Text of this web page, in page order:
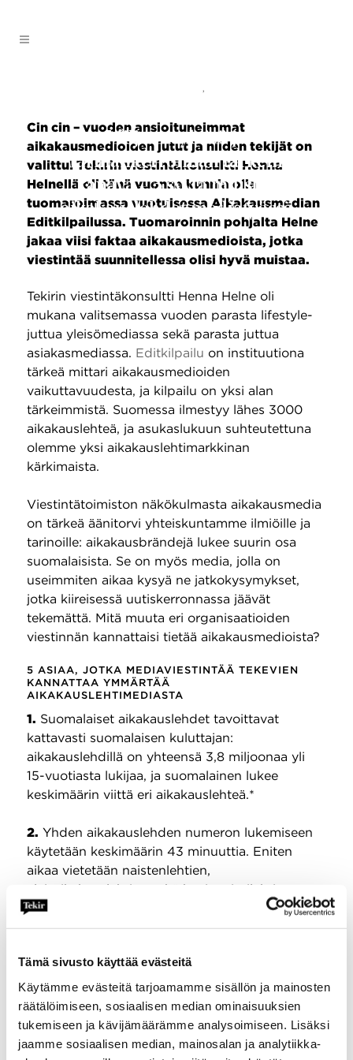
Tämä sivusto käyttää evästeitä
Käytämme evästeitä tarjoamamme sisällön ja mainosten
räätälöimiseen, sosiaalisen median ominaisuuksien
tukemiseen ja kävijämäärämme analysoimiseen. Lisäksi
jaamme sosiaalisen median, mainosalan ja analytiikka-
,
Miljoonayleisö ja
tarinankerronnan tärkein
kanava – 5 syytä muistaa
aikakauslehdet mediatyössä
Cin cin – vuoden ansioituneimmat
aikakausmedioiden jutut ja niiden tekijät on
valittu! Tekirin viestintäkonsultti Henna
Helnellä oli tänä vuonna kunnia olla
tuomaroimassa vuotuisessa Aikakausmedian
Editkilpailussa. Tuomaroinnin pohjalta Helne
jakaa viisi faktaa aikakausmedioista, jotka
viestintää suunnitellessa olisi hyvä muistaa.
Tekirin viestintäkonsultti Henna Helne oli
mukana valitsemassa vuoden parasta lifestyle-
juttua yleisömediassa sekä parasta juttua
asiakasmediassa. Editkilpailu on instituutiona
tärkeä mittari aikakausmedioiden
vaikuttavuudesta, ja kilpailu on yksi alan
tärkeimmistä. Suomessa ilmestyy lähes 3000
aikakauslehteä, ja asukaslukuun suhteutettuna
olemme yksi aikakauslehtimarkkinan
kärkimaista.
Viestintätoimiston näkökulmasta aikakausmedia
on tärkeä äänitorvi yhteiskuntamme ilmiöille ja
tarinoille: aikakausbrändejä lukee suurin osa
suomalaisista. Se on myös media, jolla on
useimmiten aikaa kysyä ne jatkokysymykset,
jotka kiireisessä uutiskerronnassa jäävät
tekemättä. Mitä muuta eri organisaatioiden
viestinnän kannattaisi tietää aikakausmedioista?
5 ASIAA, JOTKA MEDIAVIESTINTÄÄ TEKEVIEN
KANNATTAA YMMÄRTÄÄ
AIKAKAUSLEHTIMEDIASTA
1. Suomalaiset aikakauslehdet tavoittavat
kattavasti suomalaisen kuluttajan:
aikakauslehdillä on yhteensä 3,8 miljoonaa yli
15-vuotiasta lukijaa, ja suomalainen lukee
keskimäärin viittä eri aikakauslehteä.*
2. Yhden aikakauslehden numeron lukemiseen
käytetään keskimäärin 43 minuuttia. Eniten
aikaa vietetään naistenlehtien,
yleisaikakauslehtien sekä hyvinvointilehtien
parissa.* Lukijalla on siis aikaa perehtyä
rauhassa sisältöihin.
3.Aikakausmedioiden sisältö syntyy
huippuunsa hiotuissa toimituksissa, joissa
sisältöjä toimitetaan tiukalla journalistisella
seulalla ja ammattitaidolla. Suomen suurimmat
aikakauslehtikustantajat ovat Sanoma,